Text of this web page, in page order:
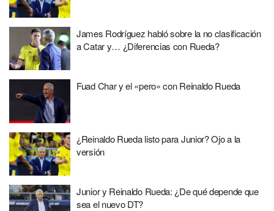
James Rodríguez habló sobre la no clasificación
a Catar y… ¿Diferencias con Rueda?
Fuad Char y el «pero» con Reinaldo Rueda
¿Reinaldo Rueda listo para Junior? Ojo a la
versión
Junior y Reinaldo Rueda: ¿De qué depende que
sea el nuevo DT?